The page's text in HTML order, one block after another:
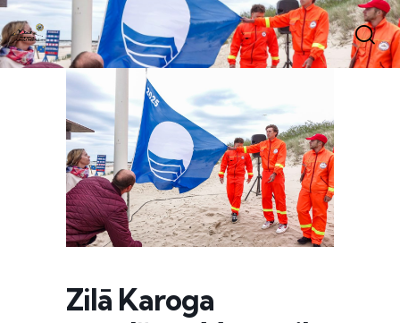
Zilā Karoga